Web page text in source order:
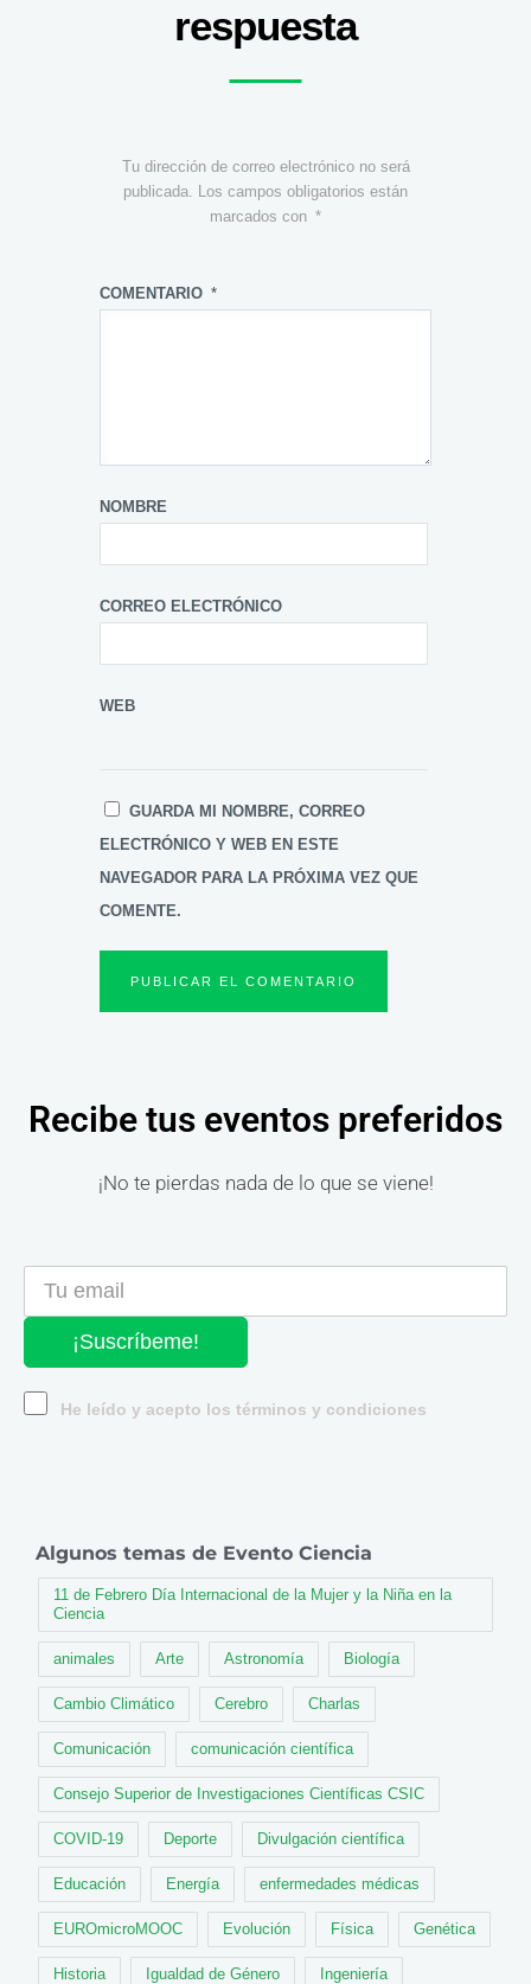
respuesta
Tu dirección de correo electrónico no será
publicada. Los campos obligatorios están
marcados con *
COMENTARIO *
NOMBRE
CORREO ELECTRÓNICO
WEB
GUARDA MI NOMBRE, CORREO
ELECTRÓNICO Y WEB EN ESTE
NAVEGADOR PARA LA PRÓXIMA VEZ QUE
COMENTE.
Recibe tus eventos preferidos
¡No te pierdas nada de lo que se viene!
¡Suscríbeme!
He leído y acepto los términos y condiciones
Algunos temas de Evento Ciencia
11 de Febrero Día Internacional de la Mujer y la Niña en la
Ciencia
animales Arte Astronomía Biología
Cambio Climático Cerebro Charlas
Comunicación comunicación científica
Consejo Superior de Investigaciones Científicas CSIC
COVID-19 Deporte Divulgación científica
Educación Energía enfermedades médicas
EUROmicroMOOC Evolución Física Genética
Historia Igualdad de Género Ingeniería